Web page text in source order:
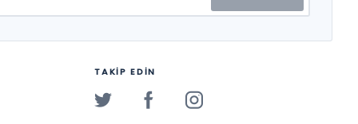
TAKİP EDİN